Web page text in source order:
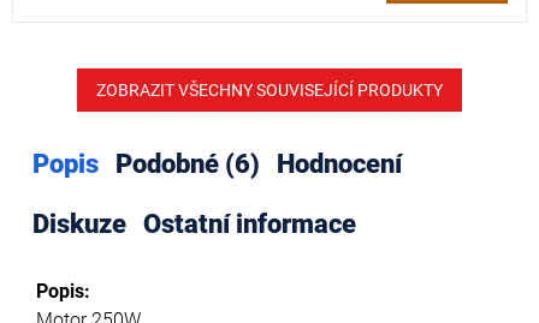
ZOBRAZIT VŠECHNY SOUVISEJÍCÍ PRODUKTY
Popis Podobné (6)
Hodnocení
Diskuze Ostatní informace
Popis: